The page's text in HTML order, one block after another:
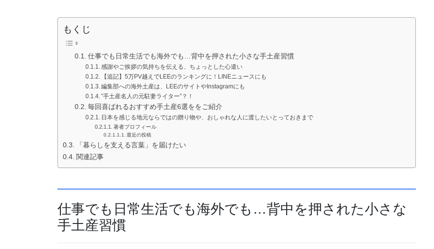
もくじ
仕事でも日常生活でも海外でも…背中を押された小さな手土産習慣
感謝やご挨拶の気持ちを伝える、ちょっとした心遣い
【追記】5万PV越えでLEEのランキングに！LINEニュースにも
編集部への海外土産は、LEEのサイトやInstagramにも
”手土産名人の元駐妻ライター”？！
毎回喜ばれるおすすめ手土産6選ををご紹介
日本を感じる地元ならではの贈り物や、おしゃれな人に渡したいとっておきまで
著者プロフィール
最近の投稿
「暮らしを支える言葉」を届けたい
関連記事
仕事でも日常生活でも海外でも…背中を押された小さな
手土産習慣